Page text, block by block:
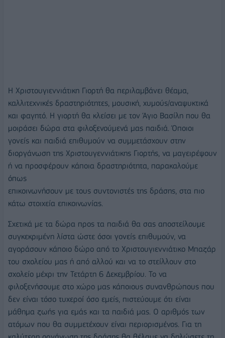
Η Χριστουγιεννιάτικη Γιορτή θα περιλαμβάνει θέαμα,
καλλιτεχνικές δραστηριότητες, μουσική, χυμούς/αναψυκτικά
και φαγητό. Η γιορτή θα κλείσει με τον Άγιο Βασίλη που θα
μοιράσει δώρα στα φιλοξενούμενά μας παιδιά. Όποιοι
γονείς και παιδιά επιθυμούν να συμμετάσχουν στην
διοργάνωση της Χριστουγεννιάτικης Γιορτής, να μαγειρέψουν
ή να προσφέρουν κάποια δραστηριότητα, παρακαλούμε
όπως
επικοινωνήσουν με τους συντονιστές της δράσης, στα πιο
κάτω στοιχεία επικοινωνίας.
Σχετικά με τα δώρα προς τα παιδιά θα σας αποστείλουμε
συγκεκριμένη λίστα ώστε όσοι γονείς επιθυμούν, να
αγοράσουν κάποιο δώρο από το Χριστουγιεννιάτικο Μπαζάρ
του σχολείου μας ή από αλλού και να το στείλλουν στο
σχολείο μέχρι την Τετάρτη 6 Δεκεμβρίου. Το να
φιλοξενήσουμε στο χώρο μας κάποιους συνανθρώπους που
δεν είναι τόσο τυχεροί όσο εμείς, πιστεύουμε ότι είναι
μάθημα ζωής για εμάς και τα παιδιά μας. Ο αριθμός των
ατόμων που θα συμμετέχουν είναι περιορισμένος. Για τη